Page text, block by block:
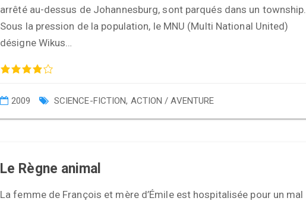
arrêté au-dessus de Johannesburg, sont parqués dans un township.
Sous la pression de la population, le MNU (Multi National United)
désigne Wikus…
2009 SCIENCE-FICTION, ACTION / AVENTURE
Le Règne animal
La femme de François et mère d’Émile est hospitalisée pour un mal